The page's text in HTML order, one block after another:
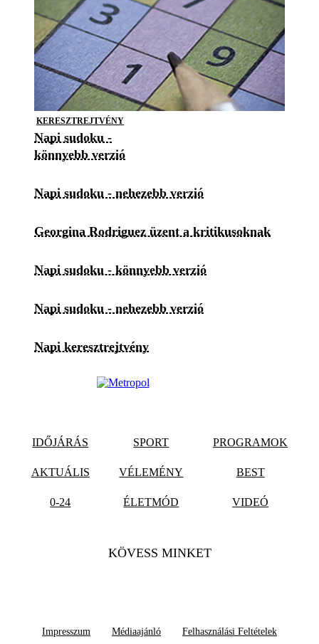
KERESZTREJTVÉNY
Napi sudoku -
könnyebb verzió
Napi sudoku - nehezebb verzió
Georgina Rodriguez üzent a kritikusoknak
Napi sudoku - könnyebb verzió
Napi sudoku - nehezebb verzió
Napi keresztrejtvény
IDŐJÁRÁS SPORT PROGRAMOK
AKTUÁLIS VÉLEMÉNY BEST
0-24 ÉLETMÓD VIDEÓ
KÖVESS MINKET
Impresszum Médiaajánló Felhasználási Feltételek